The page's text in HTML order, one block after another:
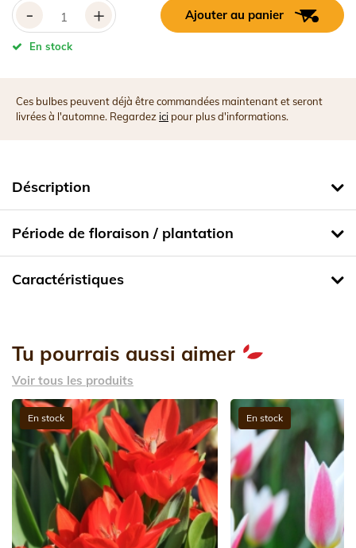
- + Ajouter au panier
En stock
Ces bulbes peuvent déjà être commandées maintenant et seront
livrées à l'automne. Regardez ici pour plus d'informations.
Déscription
Période de floraison / plantation
Caractéristiques
Tu pourrais aussi aimer
Voir tous les produits
En stock En stock